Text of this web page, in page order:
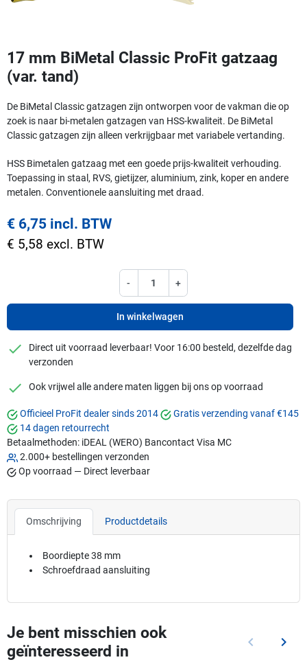
17 mm BiMetal Classic ProFit gatzaag
(var. tand)
De BiMetal Classic gatzagen zijn ontworpen voor de vakman die op
zoek is naar bi-metalen gatzagen van HSS-kwaliteit. De BiMetal
Classic gatzagen zijn alleen verkrijgbaar met variabele vertanding.
HSS Bimetalen gatzaag met een goede prijs-kwaliteit verhouding.
Toepassing in staal, RVS, gietijzer, aluminium, zink, koper en andere
metalen. Conventionele aansluiting met draad.
€ 6,75 incl. BTW
€ 5,58 excl. BTW
- +
In winkelwagen
checkmark
Direct uit voorraad leverbaar! Voor 16:00 besteld, dezelfde dag
verzonden
checkmark
Ook vrijwel alle andere maten liggen bij ons op voorraad
Officieel ProFit dealer sinds 2014
Gratis verzending vanaf €145
14 dagen retourrecht
Betaalmethoden: iDEAL (WERO) Bancontact Visa MC
2.000+ bestellingen verzonden
Op voorraad — Direct leverbaar
Omschrijving Productdetails
Boordiepte 38 mm
Schroefdraad aansluiting
Je bent misschien ook
geïnteresseerd in
Vorige
keyboard_arrow_left keyboard_arrow_right